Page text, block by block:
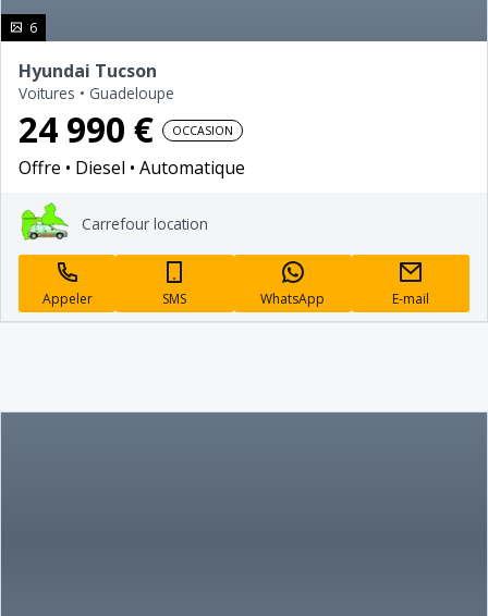
6photo(s)
Hyundai Tucson
Voitures • Guadeloupe
24 990 € OCCASION
Offre Diesel Automatique
Carrefour location
Appeler SMS WhatsApp E-mail